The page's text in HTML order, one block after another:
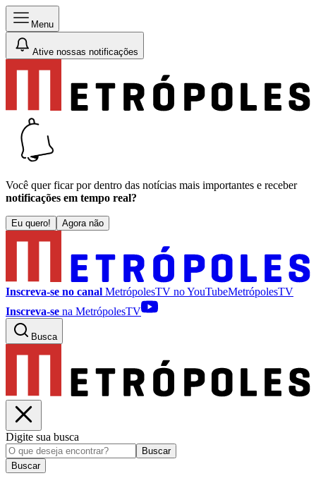
Menu
Ative nossas notificações
Você quer ficar por dentro das notícias mais importantes e receber
notificações em tempo real?
Eu quero! Agora não
Inscreva-se no canal MetrópolesTV noYouTubeMetrópolesTV
Inscreva-se na MetrópolesTV
Busca
Digite sua busca
Buscar
Buscar